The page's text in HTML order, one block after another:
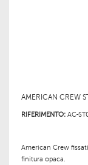
AMERICAN CREW
RIFERIMENTO: AC-
American Crew
finitura opaca.